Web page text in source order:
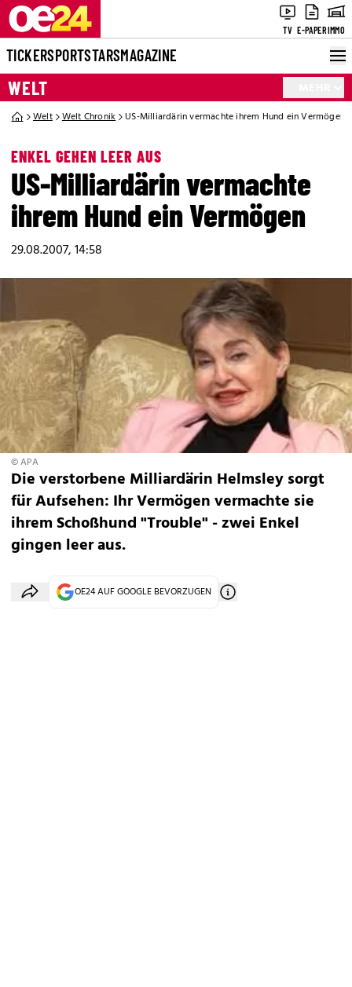
TV E-PAPERIMMO
TICKERSPORTSTARSMAGAZINE
WELT
Welt Welt Chronik US-Milliardärin vermachte ihrem Hund ein Vermögen
ENKEL GEHEN LEER AUS
US-Milliardärin vermachte
ihrem Hund ein Vermögen
29.08.2007, 14:58
© APA
Die verstorbene Milliardärin Helmsley sorgt
für Aufsehen: Ihr Vermögen vermachte sie
ihrem Schoßhund "Trouble" - zwei Enkel
gingen leer aus.
OE24 AUF GOOGLE BEVORZUGEN